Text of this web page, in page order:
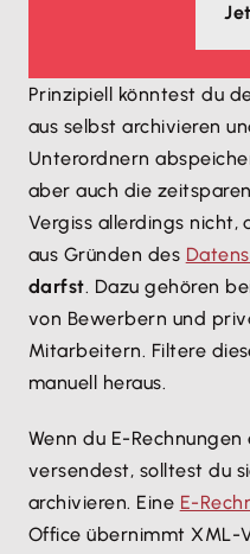
Prinzipiell könntest du
aus selbst archivieren
Unterordnern
aber auch die
Vergiss allerdings nicht,
aus Gründen des
darfst. Dazu gehören
von Bewerbern und
Mitarbeitern. Filtere
manuell heraus.
Wenn du E-
versendest, solltest du
archivieren. Eine E-
Office übernimmt XML-